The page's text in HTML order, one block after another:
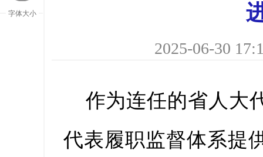
字体大小
2025-06-30
作为连任的省人大
代表履职监督体系提